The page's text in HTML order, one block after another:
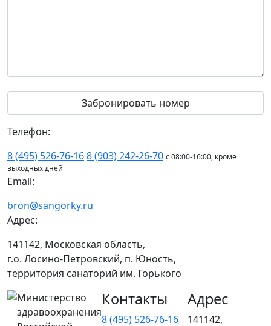
Телефон:
8 (495) 526-76-168 (903) 242-26-70 с 08:00-16:00, кроме
выходных дней
Email:
bron@sangorky.ru
Адрес:
141142, Московская область,
г.о. Лосино-Петровский, п. Юность,
территория санаторий им. Горького
Министерство
здравоохранения
Контакты
8 (495) 526-76-16
Адрес
141142,